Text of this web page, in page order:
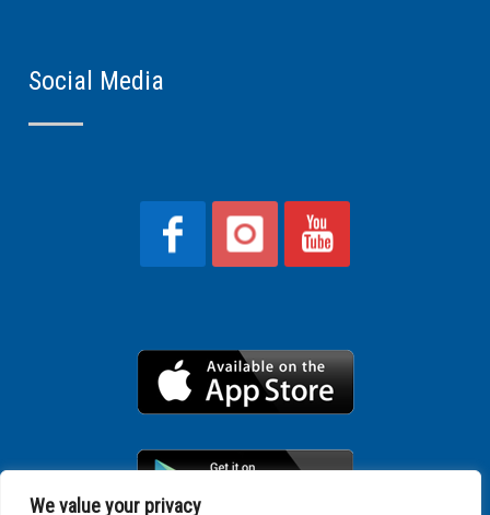
We value your privacy
Social Media